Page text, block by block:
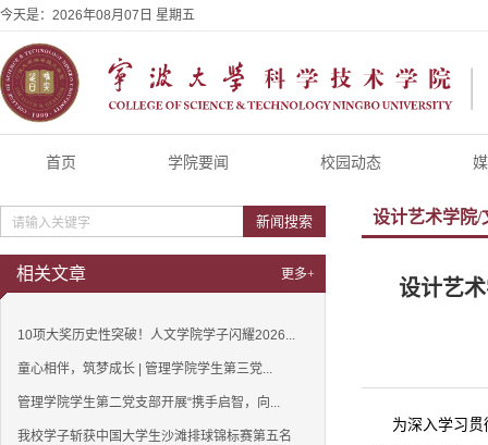
今天是： 2026年08月07日 星期五
首页 学院要闻 校园动态
新闻搜索
相关文章 更多+
10项大奖历史性突破！人文学院学子闪耀2026...
童心相伴，筑梦成长 | 管理学院学生第三党...
管理学院学生第二党支部开展“携手启智，向...
我校学子斩获中国大学生沙滩排球锦标赛第五名
设计艺术学院/
设计艺
为深入学习